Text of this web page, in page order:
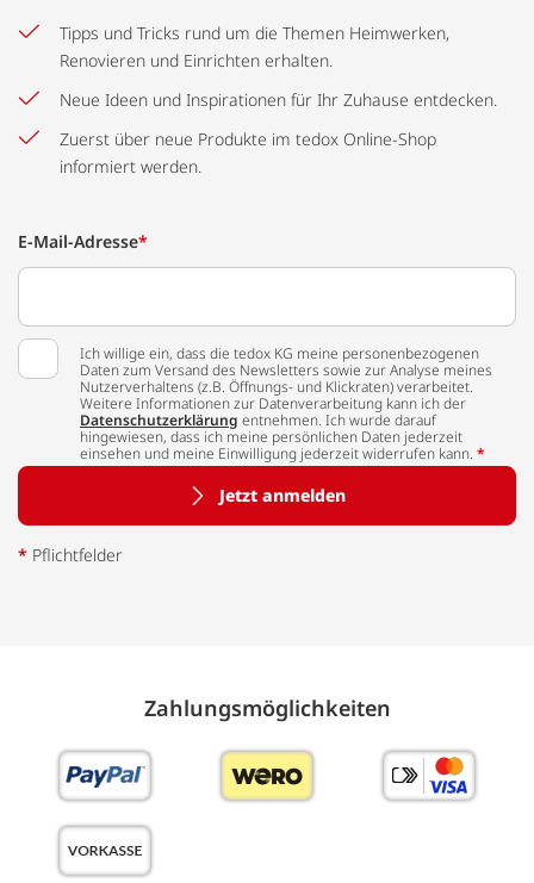
Tipps und Tricks rund um die Themen Heimwerken,
Renovieren und Einrichten erhalten.
Neue Ideen und Inspirationen für Ihr Zuhause entdecken.
Zuerst über neue Produkte im tedox Online-Shop
informiert werden.
E-Mail-Adresse*
Ich willige ein, dass die tedox KG meine personenbezogenen
Daten zum Versand des Newsletters sowie zur Analyse meines
Nutzerverhaltens (z.B. Öffnungs- und Klickraten) verarbeitet.
Weitere Informationen zur Datenverarbeitung kann ich der
Datenschutzerklärung entnehmen. Ich wurde darauf
hingewiesen, dass ich meine persönlichen Daten jederzeit
einsehen und meine Einwilligung jederzeit widerrufen kann. *
Jetzt anmelden
* Pflichtfelder
Zahlungs­möglich­keiten